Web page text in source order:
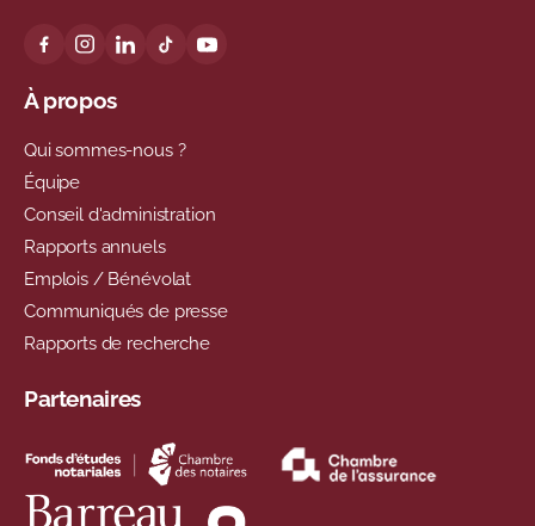
À propos
Qui sommes-nous ?
Équipe
Conseil d'administration
Rapports annuels
Emplois / Bénévolat
Communiqués de presse
Rapports de recherche
Partenaires